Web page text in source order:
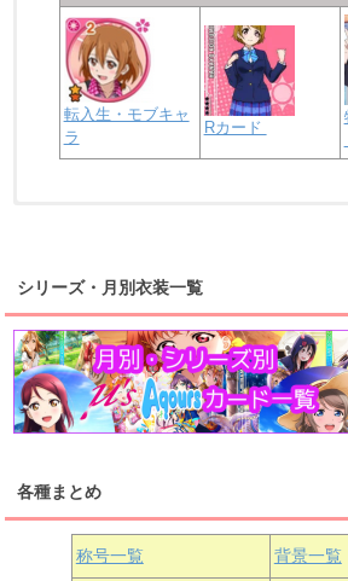
転入生・モブキャ
ラ
Rカード
桜内梨子 高海千歌
浦の星女学院1年生
津島善子 黒澤ルビィ
上原歩夢 宮下愛
虹ヶ咲学園1年生
中須かすみ 天王寺璃奈
シリーズ・月別衣装一覧
各種まとめ
称号一覧 背景一覧